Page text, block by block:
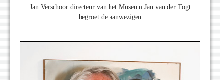
Jan Verschoor directeur van het Museum Jan van der Togt
begroet de aanwezigen